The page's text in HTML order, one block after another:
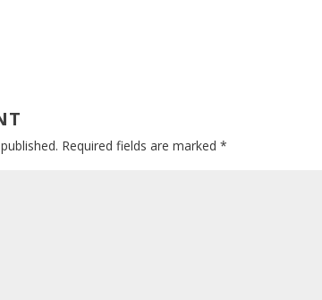
Required fields are marked*